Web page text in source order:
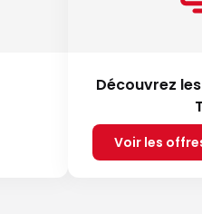
Découvrez
Voir les